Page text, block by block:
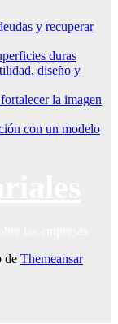
y recuperar
duras
diseño y
la imagen
con un modelo
de Themeansar